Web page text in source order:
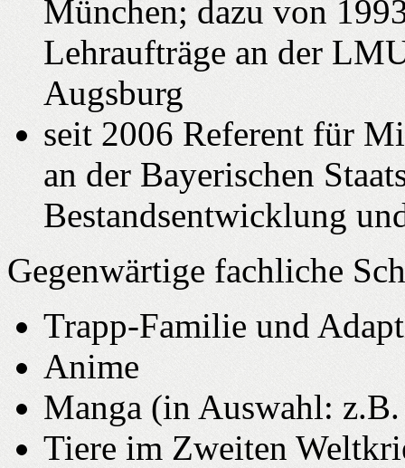
München; dazu von
Lehraufträge an der
Augsburg
seit 2006 Referent für
an der Bayerischen
Bestandsentwicklung
Gegenwärtige fachliche
Trapp-Familie und
Anime
Manga (in Auswahl:
Tiere im Zweiten